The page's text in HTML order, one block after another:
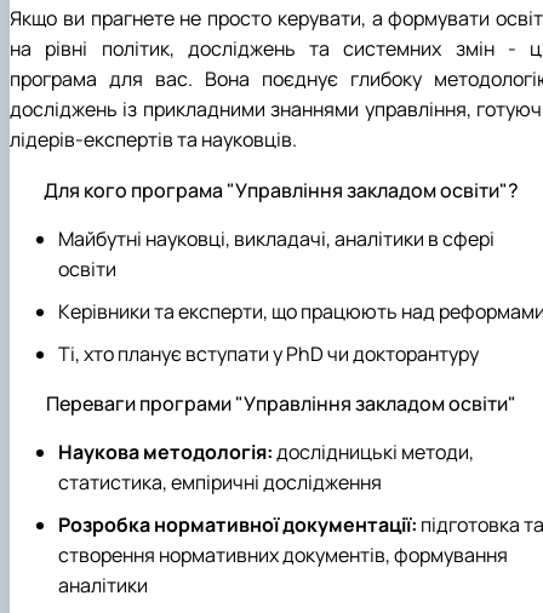
Якщо ви прагнете не просто керувати, а формувати
на рівні політик, досліджень та системних змін -
програма для вас. Вона поєднує глибоку
досліджень із прикладними знаннями управління,
лідерів-експертів та науковців.
Для кого програма "Управління закладом освіти"?
Майбутні науковці, викладачі, аналітики в сфері
освіти
Керівники та експерти, що працюють над
Ті, хто планує вступати у PhD чи докторантуру
Переваги програми "Управління закладом освіти"
Наукова методологія:дослідницькі методи,
статистика, емпіричні дослідження
Розробка нормативної документації: підготовка та
створення нормативних документів, формування
аналітики